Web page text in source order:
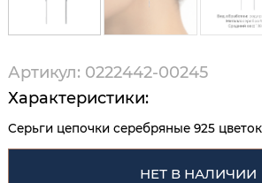
Артикул: 0222442-00245
Характеристики:
Серьги цепочки серебряные 925
НЕТ В НАЛИЧИИ